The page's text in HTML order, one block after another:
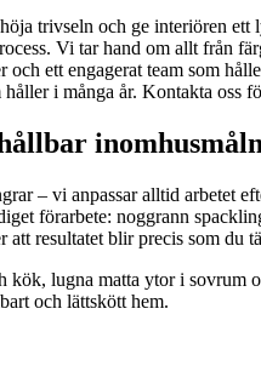
trivseln och ge interiören
Vi tar hand om allt från
ett engagerat team som
i många år. Kontakta
– vi anpassar alltid arbetet
förarbete: noggrann
att resultatet blir precis som du
lugna matta ytor i
och lättskött hem.